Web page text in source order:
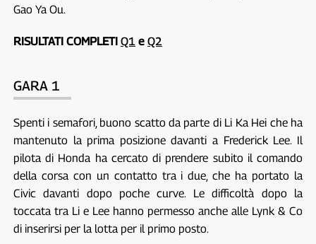
Gao Ya Ou.
RISULTATI COMPLETI Q1e Q2
GARA 1
Spenti i semafori, buono scatto da parte di Li Ka Hei che ha
mantenuto la prima posizione davanti a Frederick Lee. Il
pilota di Honda ha cercato di prendere subito il comando
della corsa con un contatto tra i due, che ha portato la
Civic davanti dopo poche curve. Le difficoltà dopo la
toccata tra Li e Lee hanno permesso anche alle Lynk & Co
di inserirsi per la lotta per il primo posto.